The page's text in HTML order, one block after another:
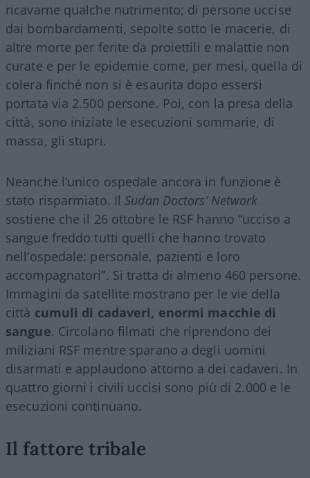
ricavarne qualche nutrimento; di persone uccise
dai bombardamenti, sepolte sotto le macerie, di
altre morte per ferite da proiettili e malattie non
curate e per le epidemie come, per mesi, quella di
colera finché non si è esaurita dopo essersi
portata via 2.500 persone. Poi, con la presa della
città, sono iniziate le esecuzioni sommarie, di
massa, gli stupri.
Neanche l’unico ospedale ancora in funzione è
stato risparmiato. IlSudan Doctors’ Network
sostiene che il 26 ottobre le RSF hanno “ucciso a
sangue freddo tutti quelli che hanno trovato
nell’ospedale: personale, pazienti e loro
accompagnatori”. Si tratta di almeno 460 persone.
Immagini da satellite mostrano per le vie della
città cumuli di cadaveri, enormi macchie di
sangue. Circolano filmati che riprendono dei
miliziani RSF mentre sparano a degli uomini
disarmati e applaudono attorno a dei cadaveri. In
quattro giorni i civili uccisi sono più di 2.000 e le
esecuzioni continuano.
Il fattore tribale